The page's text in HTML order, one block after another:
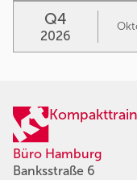
Q4
2026
Büro Hamburg
Banksstraße 6